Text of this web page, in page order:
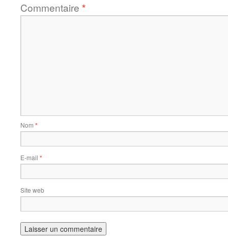
Commentaire *
Nom *
E-mail *
Site web